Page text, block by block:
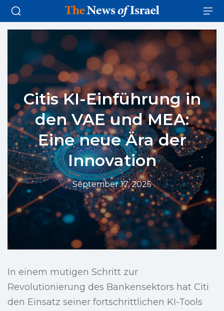
Citis KI-Einführung in
den VAE und MEA:
Eine neue Ära der
Innovation
September 17, 2025
In einem mutigen Schritt zur
Revolutionierung des Bankensektors hat Citi
den Einsatz seiner fortschrittlichen KI-Tools